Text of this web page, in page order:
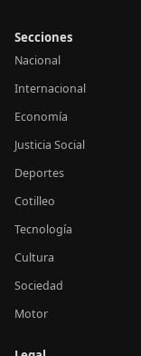
Secciones
Nacional
Internacional
Economía
Justicia Social
Deportes
Cotilleo
Tecnología
Cultura
Sociedad
Motor